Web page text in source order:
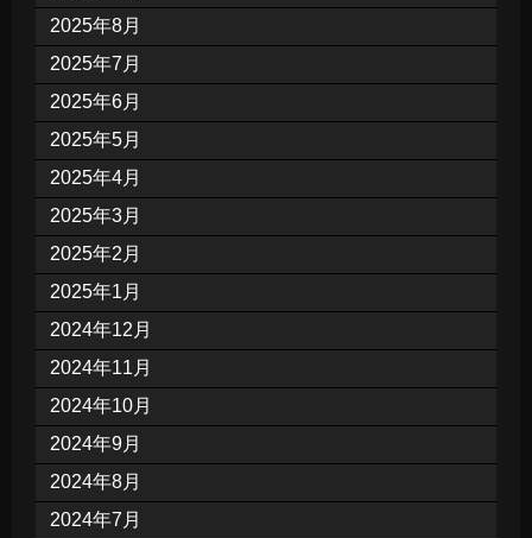
2025年8月
2025年7月
2025年6月
2025年5月
2025年4月
2025年3月
2025年2月
2025年1月
2024年12月
2024年11月
2024年10月
2024年9月
2024年8月
2024年7月